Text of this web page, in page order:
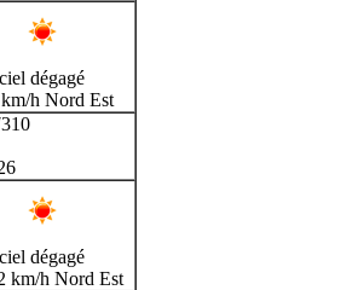
ciel dégagé
h Nord Est
ciel dégagé
km/h Nord Est